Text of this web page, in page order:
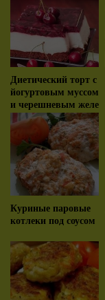
Диетический торт с
йогуртовым муссом
и черешневым желе
Куриные паровые
котлеки под соусом